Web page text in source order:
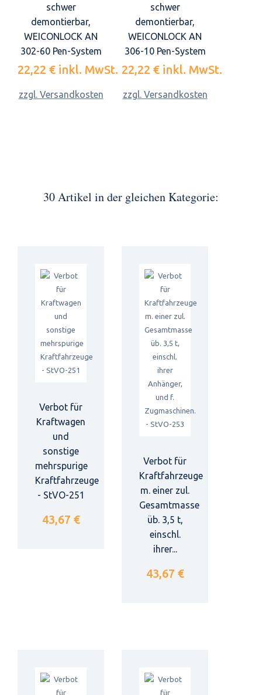
schwer
demontierbar,
WEICONLOCK AN
302-60 Pen-System
22,22 € inkl. MwSt.
zzgl. Versandkosten
schwer
demontierbar,
WEICONLOCK AN
306-10 Pen-System
22,22 € inkl. MwSt.
zzgl. Versandkosten
30 Artikel in der gleichen Kategorie:
Verbot für
Kraftwagen
und
sonstige
mehrspurige
Kraftfahrzeuge
- StVO-251
43,67 €
Verbot für
Kraftfahrzeuge
m. einer zul.
Gesamtmasse
üb. 3,5 t,
einschl.
ihrer...
43,67 €